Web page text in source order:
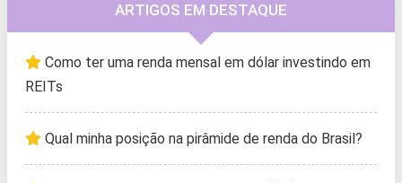
ARTIGOS EM DESTAQUE
Como ter uma renda mensal em dólar investindo em
REITs
Qual minha posição na pirâmide de renda do Brasil?